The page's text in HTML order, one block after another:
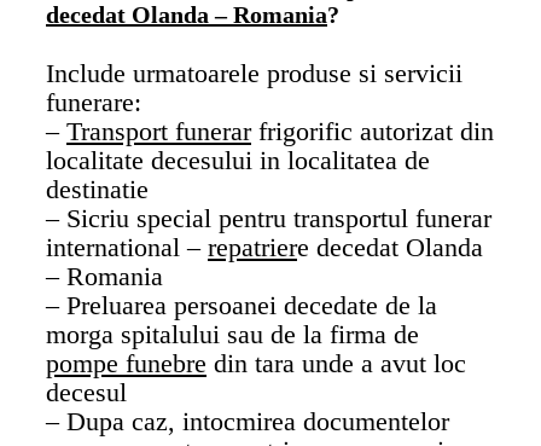
decedat Olanda – Romania?
Include urmatoarele produse si servicii
funerare:
– Transport funerarfrigorific autorizat din
localitate decesului in localitatea de
destinatie
– Sicriu special pentru transportul funerar
international – repatriere decedat Olanda
– Romania
– Preluarea persoanei decedate de la
morga spitalului sau de la firma de
pompe funebre din tara unde a avut loc
decesul
– Dupa caz, intocmirea documentelor